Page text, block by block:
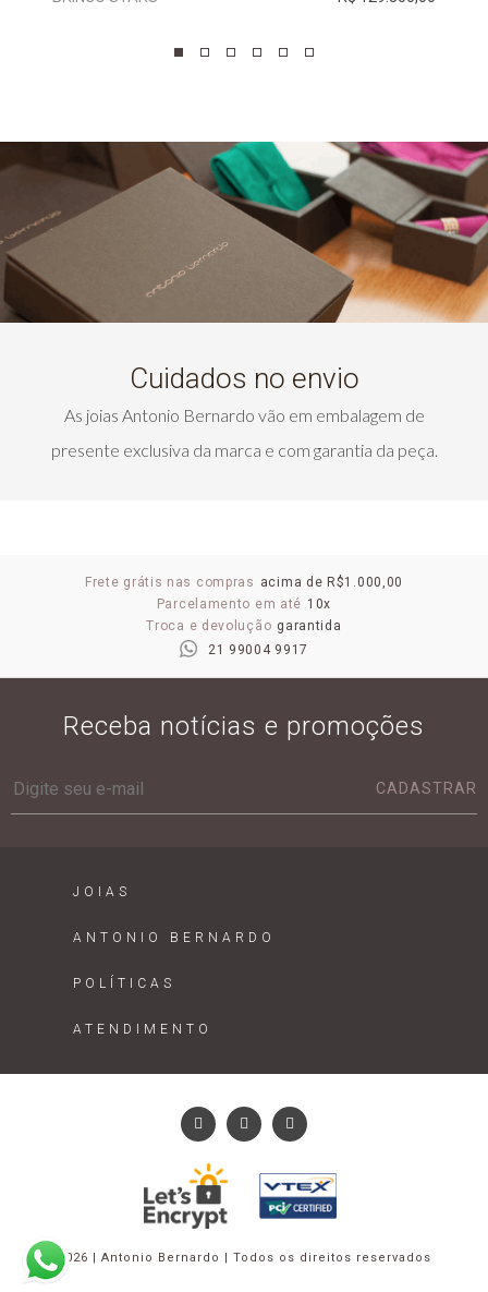
Cuidados no envio
As joias Antonio Bernardo vão em embalagem de
presente exclusiva da marca e com garantia da peça.
Frete grátis nas compras acima de R$1.000,00
Parcelamento em até 10x
Troca e devolução garantida
21 99004 9917
Receba notícias e promoções
CADASTRAR
JOIAS
ANTONIO BERNARDO
POLÍTICAS
ATENDIMENTO
2026 | Antonio Bernardo | Todos os direitos reservados